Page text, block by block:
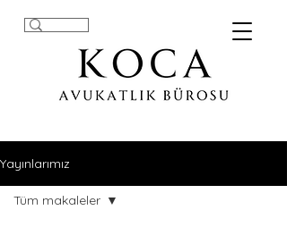
Yayınlarımız
Tüm makaleler